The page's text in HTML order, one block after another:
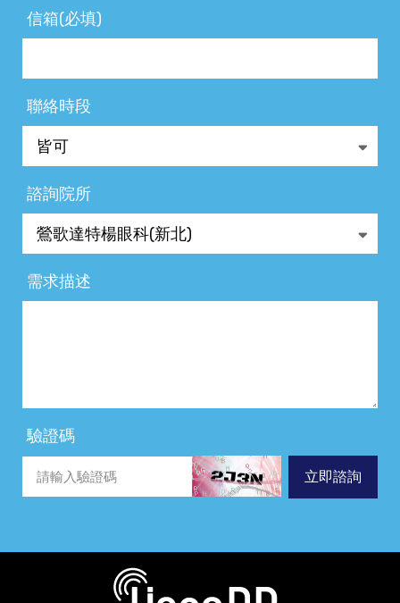
信箱(必填)
聯絡時段
諮詢院所
需求描述
驗證碼
立即諮詢